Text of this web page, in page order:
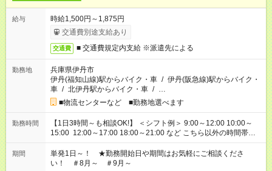
給与
時給1,500円～1,875円
交通費別途支給あり
交通費 ■ 交通費規定内支給 ※派遣先による
勤務地
兵庫県伊丹市
伊丹(福知山線)駅からバイク・車 / 伊丹(阪急線)駅からバイク・
車 / 北伊丹駅からバイク・車 / …
■物流センターなど ■勤務地選べます
勤務時間
【1日3時間～も相談OK!】 ＜シフト例＞ 9:00～12:00 10:00～
15:00 12:00～17:00 18:00～21:00 など こちら以外の時間帯も
お気軽にご相談ください！
期間
単発1日～！ ★勤務開始日や期間はお気軽にご相談くださ
い！ ＃8月～ ＃9月～